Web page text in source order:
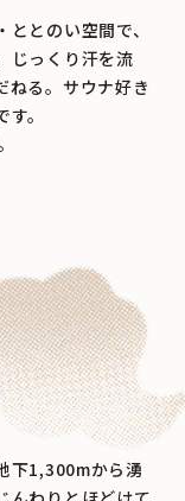
とのい空間で、
じっくり汗を流
ねる。サウナ好き
。
下1,300mから湧